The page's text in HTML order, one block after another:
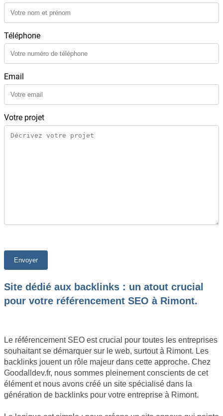
Téléphone
Email
Votre projet
Site dédié aux backlinks : un atout crucial
pour votre référencement SEO à Rimont.
Le référencement SEO est crucial pour toutes les entreprises
souhaitant se démarquer sur le web, surtout à Rimont. Les
backlinks jouent un rôle majeur dans cette approche. Chez
Goodalldev.fr, nous sommes pleinement conscients de cet
élément et nous avons créé un site spécialisé dans la
génération de backlinks pour votre entreprise à Rimont.